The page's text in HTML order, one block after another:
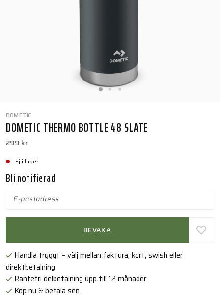
DOMETIC
DOMETIC THERMO BOTTLE 48 SLATE
299 kr
Ej i lager
Bli notifierad
BEVAKA
Handla tryggt – välj mellan faktura, kort, swish eller
direktbetalning
Räntefri delbetalning upp till 12 månader
Köp nu & betala sen